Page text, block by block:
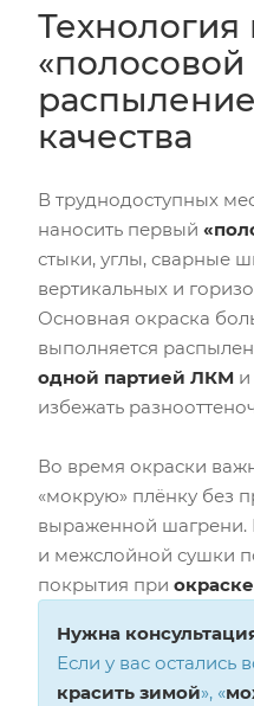
Технология
«полосовой
качества
В труднодоступных
наносить первый
стыки, углы, сварные
вертикальных и
Основная окраска
выполняется
одной партией ЛКМ и
избежать
Во время окраски
«мокрую» плёнку без
выраженной шагрени.
и межслойной сушки
покрытия при
Нужна
Если у вас остались
красить зимой», «